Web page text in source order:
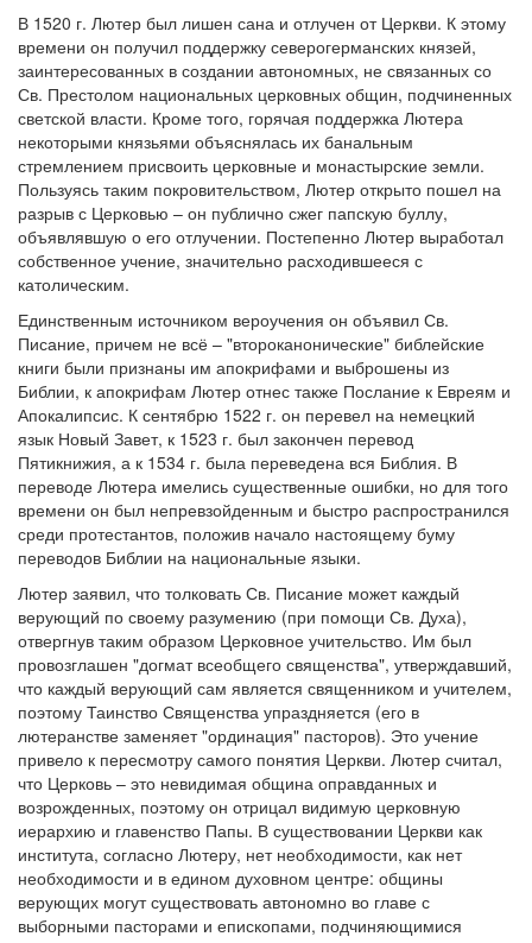
В 1520 г. Лютер был лишен сана и отлучен от Церкви. К этому
времени он получил поддержку северогерманских князей,
заинтересованных в создании автономных, не связанных со
Св. Престолом национальных церковных общин, подчиненных
светской власти. Кроме того, горячая поддержка Лютера
некоторыми князьями объяснялась их банальным
стремлением присвоить церковные и монастырские земли.
Пользуясь таким покровительством, Лютер открыто пошел на
разрыв с Церковью – он публично сжег папскую буллу,
объявлявшую о его отлучении. Постепенно Лютер выработал
собственное учение, значительно расходившееся с
католическим.
Единственным источником вероучения он объявил Св.
Писание, причем не всё – "второканонические" библейские
книги были признаны им апокрифами и выброшены из
Библии, к апокрифам Лютер отнес также Послание к Евреям и
Апокалипсис. К сентябрю 1522 г. он перевел на немецкий
язык Новый Завет, к 1523 г. был закончен перевод
Пятикнижия, а к 1534 г. была переведена вся Библия. В
переводе Лютера имелись существенные ошибки, но для того
времени он был непревзойденным и быстро распространился
среди протестантов, положив начало настоящему буму
переводов Библии на национальные языки.
Лютер заявил, что толковать Св. Писание может каждый
верующий по своему разумению (при помощи Св. Духа),
отвергнув таким образом Церковное учительство. Им был
провозглашен "догмат всеобщего священства", утверждавший,
что каждый верующий сам является священником и учителем,
поэтому Таинство Священства упраздняется (его в
лютеранстве заменяет "ординация" пасторов). Это учение
привело к пересмотру самого понятия Церкви. Лютер считал,
что Церковь – это невидимая община оправданных и
возрожденных, поэтому он отрицал видимую церковную
иерархию и главенство Папы. В существовании Церкви как
института, согласно Лютеру, нет необходимости, как нет
необходимости и в едином духовном центре: общины
верующих могут существовать автономно во главе с
выборными пасторами и епископами, подчиняющимися